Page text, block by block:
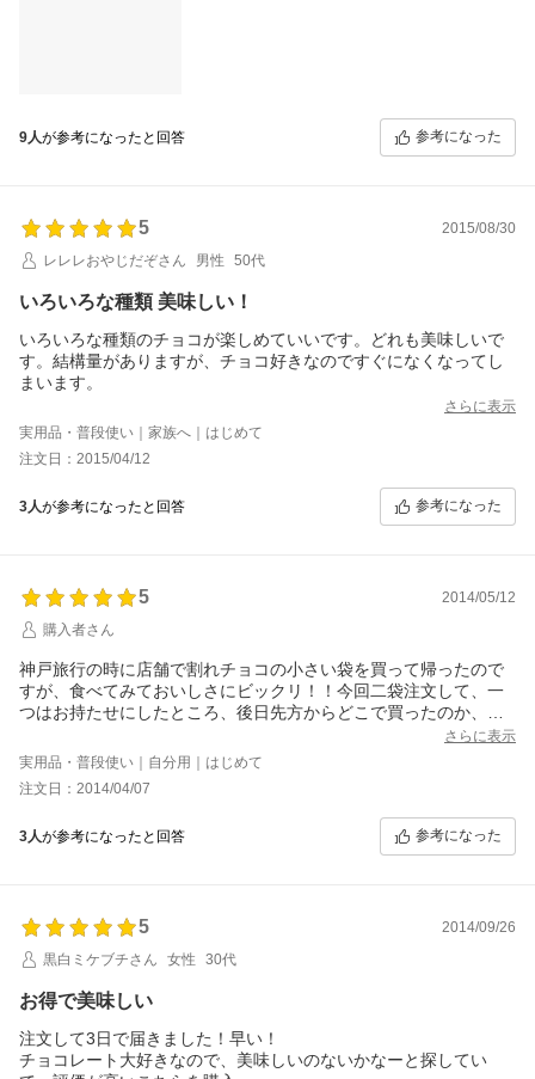
9人が参考になったと回答 参考になった
5
2015/08/30
レレレおやじだぞさん
男性 50代
いろいろな種類 美味しい！
いろいろな種類のチョコが楽しめていいです。どれも美味しいで
す。結構量がありますが、チョコ好きなのですぐになくなってし
まいます。
さらに表示
実用品・普段使い｜家族へ｜はじめて
注文日：2015/04/12
3人が参考になったと回答 参考になった
5
2014/05/12
購入者さん
神戸旅行の時に店舗で割れチョコの小さい袋を買って帰ったので
すが、食べてみておいしさにビックリ！！今回二袋注文して、一
つはお持たせにしたところ、後日先方からどこで買ったのか、店
舗はどの辺にあるのかと聞かれました。子供達も美味しいと言っ
てつい食べ過ぎてしまうので、普段は冷蔵庫の一番上の段に隠し
てます。
無くなったらまた買います。
さらに表示
実用品・普段使い｜自分用｜はじめて
注文日：2014/04/07
3人が参考になったと回答 参考になった
5
2014/09/26
黒白ミケブチさん
女性 30代
お得で美味しい
注文して3日で届きました！早い！
チョコレート大好きなので、美味しいのないかなーと探してい